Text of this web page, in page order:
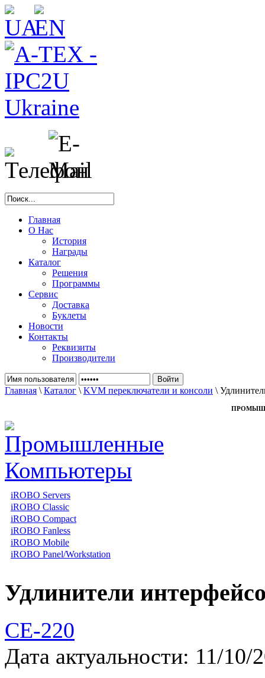
Главная
О Нас
История
Награды
Каталог
Решения
Программы
Сервис
Доставка
Буклеты
Новости
Контакты
Реквизиты
Производители
Главная \ Каталог \ KVM переключатели и консоли \
iROBO Servers
iROBO Classic
iROBO Compact
iROBO Fanless
iROBO Mobile
iROBO Panel/Workstation
Удлинители
CE-220
Дата актуальности: 11/10/